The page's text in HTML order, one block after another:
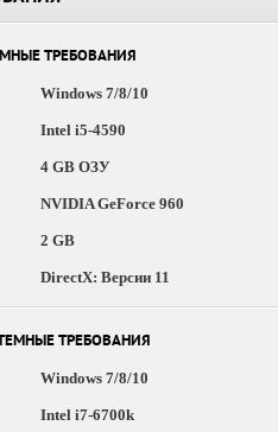
ТРЕБОВАНИЯ
Windows 7/8/10
Intel i5-4590
4 GB ОЗУ
NVIDIA GeForce 960
2 GB
DirectX: Версии 11
ТРЕБОВАНИЯ
Windows 7/8/10
Intel i7-6700k